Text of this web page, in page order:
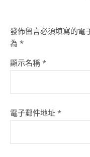
發佈留言必須填寫的電
為 *
顯示名稱 *
電子郵件地址 *